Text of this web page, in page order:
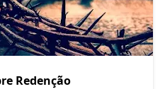
Redenção